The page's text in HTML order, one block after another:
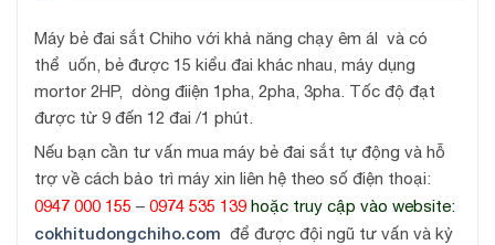
Máy bẻ đai sắt Chiho với khả năng chạy êm áI và có
thể uốn, bẻ được 15 kiểu đai khác nhau, máy dụng
mortor 2HP, dòng điiện 1pha, 2pha, 3pha. Tốc độ đạt
được từ 9 đến 12 đai /1 phút.
Nếu bạn cần tư vấn mua máy bẻ đai sắt tự động và hỗ
trợ về cách bảo trì máy xin liên hệ theo số điện thoại:
0947 000 155 – 0974 535 139 hoặc truy cập vào website:
cokhitudongchiho.com để được đội ngũ tư vấn và kỷ